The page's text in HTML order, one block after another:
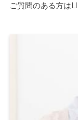
ご質問のある方は